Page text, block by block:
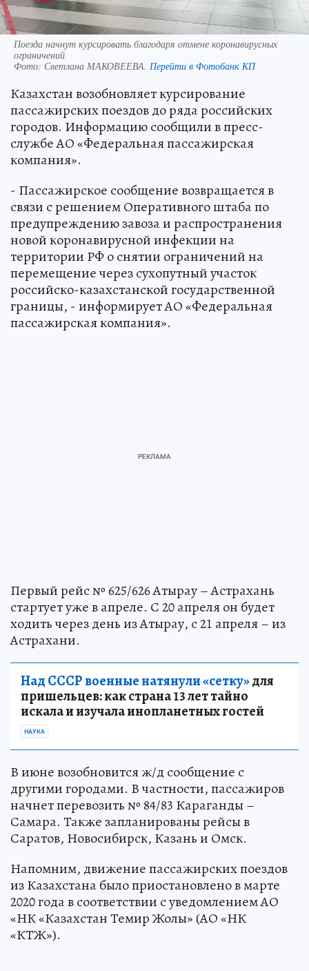
Поезда начнут курсировать благодаря отмене коронавирусных
ограничений
Фото: Светлана МАКОВЕЕВА. Перейти в Фотобанк КП
Казахстан возобновляет курсирование
пассажирских поездов до ряда российских
городов. Информацию сообщили в пресс-
службе АО «Федеральная пассажирская
компания».
- Пассажирское сообщение возвращается в
связи с решением Оперативного штаба по
предупреждению завоза и распространения
новой коронавирусной инфекции на
территории РФ о снятии ограничений на
перемещение через сухопутный участок
российско-казахстанской государственной
границы, - информирует АО «Федеральная
пассажирская компания».
Первый рейс № 625/626 Атырау – Астрахань
стартует уже в апреле. С 20 апреля он будет
ходить через день из Атырау, с 21 апреля – из
Астрахани.
Над СССР военные натянули «сетку»для
пришельцев: как страна 13 лет тайно
искала и изучала инопланетных гостей
НАУКА
В июне возобновится ж/д сообщение с
другими городами. В частности, пассажиров
начнет перевозить № 84/83 Караганды –
Самара. Также запланированы рейсы в
Саратов, Новосибирск, Казань и Омск.
Напомним, движение пассажирских поездов
из Казахстана было приостановлено в марте
2020 года в соответствии с уведомлением АО
«НК «Казахстан Темир Жолы» (АО «НК
«КТЖ»).